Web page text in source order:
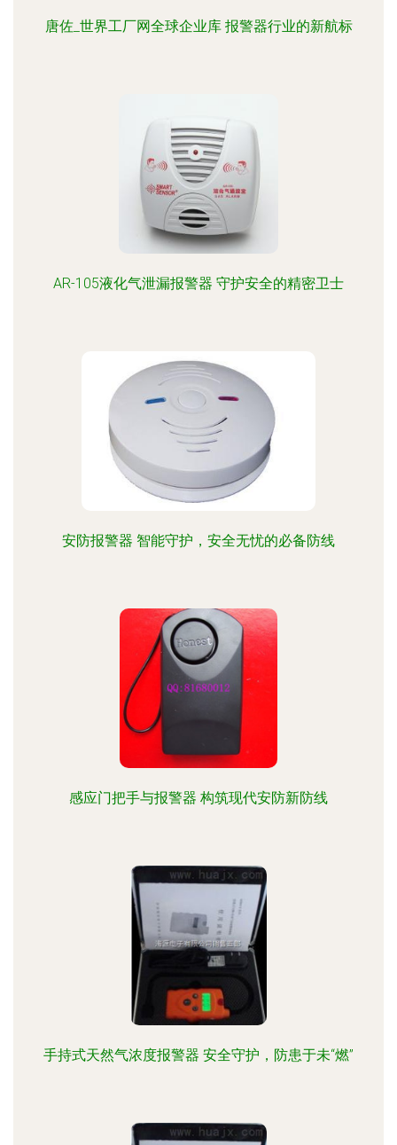
唐佐_世界工厂网全球企业库 报警器行业的新航标
AR-105液化气泄漏报警器 守护安全的精密卫士
安防报警器 智能守护，安全无忧的必备防线
感应门把手与报警器 构筑现代安防新防线
手持式天然气浓度报警器 安全守护，防患于未“燃”